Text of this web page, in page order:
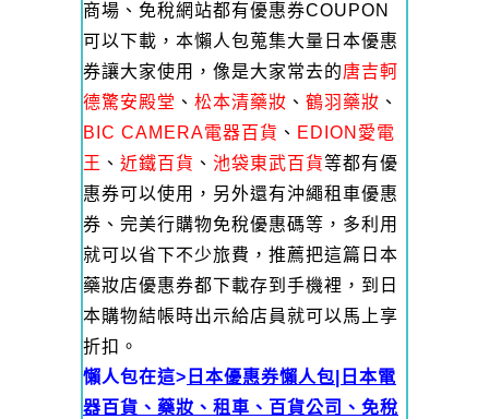
商場、免稅網站都有優惠券COUPON
可以下載，本懶人包蒐集大量日本優惠
券讓大家使用，像是大家常去的唐吉軻
德驚安殿堂 、 松本清藥妝 、 鶴羽藥妝 、
BIC CAMERA電器百貨 、 EDION愛電
王 、 近鐵百貨 、 池袋東武百貨等都有優
惠券可以使用，另外還有沖繩租車優惠
券、完美行購物免稅優惠碼等，多利用
就可以省下不少旅費，推薦把這篇日本
藥妝店優惠券都下載存到手機裡，到日
本購物結帳時出示給店員就可以馬上享
折扣。
懶人包在這> 日本優惠券懶人包|日本電
器百貨、藥妝、租車、百貨公司、免稅